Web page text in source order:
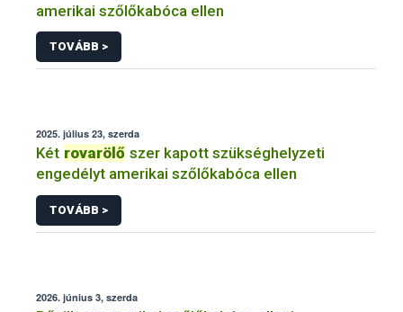
amerikai szőlőkabóca ellen
TOVÁBB >
2025. július 23, szerda
Két rovarölő szer kapott szükséghelyzeti
engedélyt amerikai szőlőkabóca ellen
TOVÁBB >
2026. június 3, szerda